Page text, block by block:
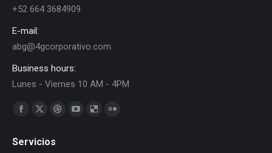
+52 664 3684909
E-mail:
abg@4gcorporativo.com
Business hours:
Lunes - Viernes 10 AM - 4PM
Find us on:
Facebook
opens
X
opens
DribbbleYouTubeDelicious
Servicios